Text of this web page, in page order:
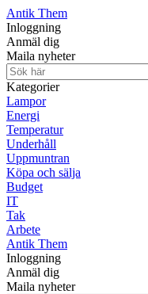
Antik Them
Inloggning
Anmäl dig
Maila nyheter
Kategorier
Lampor
Energi
Temperatur
Underhåll
Uppmuntran
Köpa och sälja
Budget
IT
Tak
Arbete
Antik Them
Inloggning
Anmäl dig
Maila nyheter